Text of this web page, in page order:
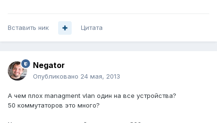
Вставить ник Цитата
Negator
Опубликовано 24 мая, 2013
А чем плох managment vlan один на все устройства?
50 коммутаторов это много?